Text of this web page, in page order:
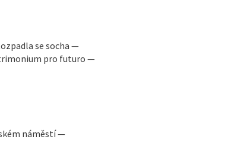
se socha —
pro futuro —
náměstí —